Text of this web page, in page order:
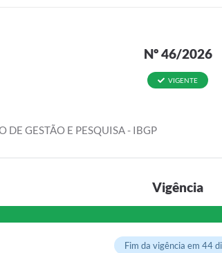
Nº 46/2026
VIGENTE
DE GESTÃO E PESQUISA - IBGP
Vigência
Fim da vigência em 44